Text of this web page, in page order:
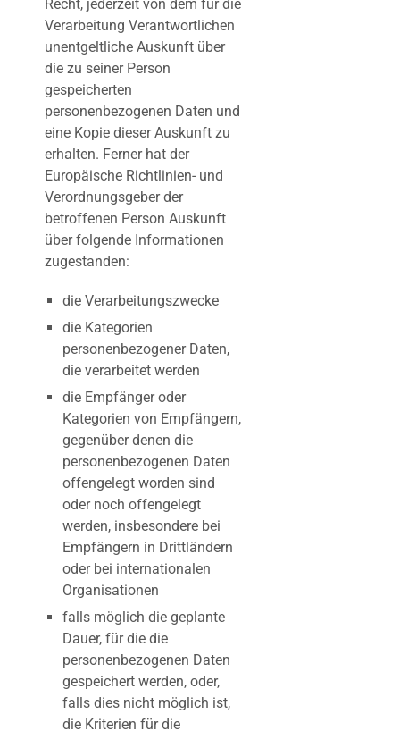
Recht, jederzeit von dem für die
Verarbeitung Verantwortlichen
unentgeltliche Auskunft über
die zu seiner Person
gespeicherten
personenbezogenen Daten und
eine Kopie dieser Auskunft zu
erhalten. Ferner hat der
Europäische Richtlinien- und
Verordnungsgeber der
betroffenen Person Auskunft
über folgende Informationen
zugestanden:
die Verarbeitungszwecke
die Kategorien
personenbezogener Daten,
die verarbeitet werden
die Empfänger oder
Kategorien von Empfängern,
gegenüber denen die
personenbezogenen Daten
offengelegt worden sind
oder noch offengelegt
werden, insbesondere bei
Empfängern in Drittländern
oder bei internationalen
Organisationen
falls möglich die geplante
Dauer, für die die
personenbezogenen Daten
gespeichert werden, oder,
falls dies nicht möglich ist,
die Kriterien für die